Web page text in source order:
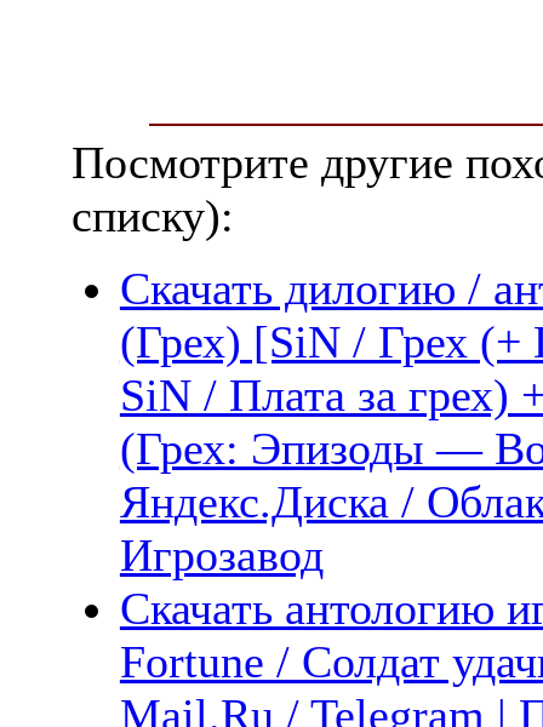
Посмотрите другие
списку):
Скачать дилогию /
(Грех) [SiN / Грех (+
SiN / Плата за грех)
(Грех: Эпизоды —
Яндекс.Диска /
Игрозавод
Скачать антологию
Fortune / Солдат
Mail.Ru / Telegram |